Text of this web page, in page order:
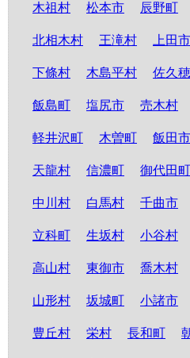
木祖村 松本市 辰野町
北相木村 王滝村 上田市
下條村 木島平村 佐久
飯島町 塩尻市 売木村
軽井沢町 木曽町 飯田市
天龍村 信濃町 御代田町
中川村 白馬村 千曲市
立科町 生坂村 小谷村
高山村 東御市 喬木村
山形村 坂城町 小諸市
豊丘村 栄村 長和町